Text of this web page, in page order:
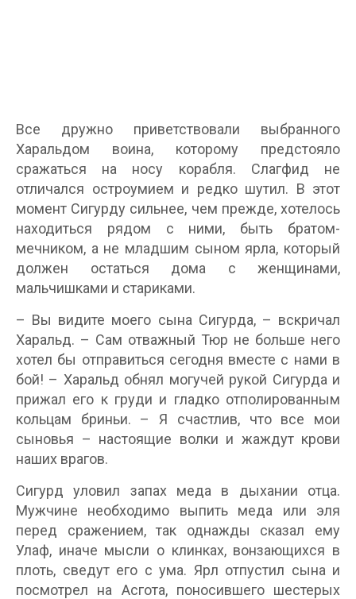
Все дружно приветствовали выбранного
Харальдом воина, которому предстояло
сражаться на носу корабля. Слагфид не
отличался остроумием и редко шутил. В этот
момент Сигурду сильнее, чем прежде, хотелось
находиться рядом с ними, быть братом-
мечником, а не младшим сыном ярла, который
должен остаться дома с женщинами,
мальчишками и стариками.
– Вы видите моего сына Сигурда, – вскричал
Харальд. – Сам отважный Тюр не больше него
хотел бы отправиться сегодня вместе с нами в
бой! – Харальд обнял могучей рукой Сигурда и
прижал его к груди и гладко отполированным
кольцам бриньи. – Я счастлив, что все мои
сыновья – настоящие волки и жаждут крови
наших врагов.
Сигурд уловил запах меда в дыхании отца.
Мужчине необходимо выпить меда или эля
перед сражением, так однажды сказал ему
Улаф, иначе мысли о клинках, вонзающихся в
плоть, сведут его с ума. Ярл отпустил сына и
посмотрел на Асгота, поносившего шестерых